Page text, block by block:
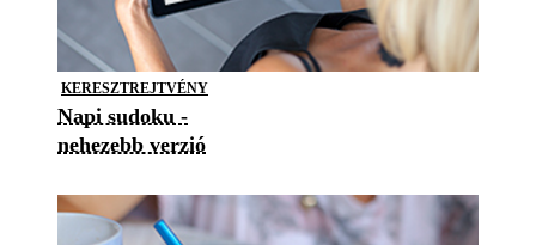
KERESZTREJTVÉNY
Napi sudoku -
nehezebb verzió